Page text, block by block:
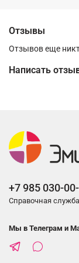
Отзывы
Отзывов еще
Написать
+7 985 030-
Справочная служба
Мы в Телеграм и